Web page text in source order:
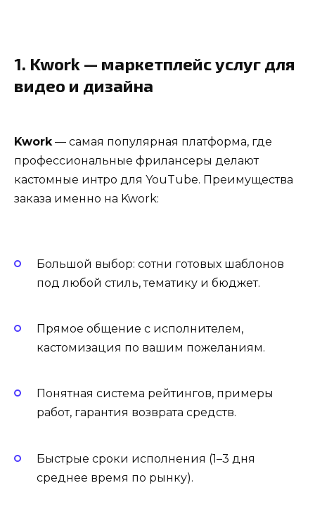
1. Kwork — маркетплейс услуг для
видео и дизайна
Kwork— самая популярная платформа, где
профессиональные фрилансеры делают
кастомные интро для YouTube. Преимущества
заказа именно на Kwork:
Большой выбор: сотни готовых шаблонов
под любой стиль, тематику и бюджет.
Прямое общение с исполнителем,
кастомизация по вашим пожеланиям.
Понятная система рейтингов, примеры
работ, гарантия возврата средств.
Быстрые сроки исполнения (1–3 дня
среднее время по рынку).